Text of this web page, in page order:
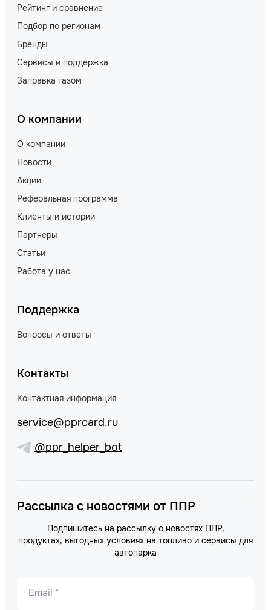
Рейтинг и сравнение
Подбор по регионам
Бренды
Сервисы и поддержка
Заправка газом
О компании
О компании
Новости
Акции
Реферальная программа
Клиенты и истории
Партнеры
Статьи
Работа у нас
Поддержка
Вопросы и ответы
Контакты
Контактная информация
service@pprcard.ru
@ppr_helper_bot
Рассылка с новостями от ППР
Подпишитесь на рассылку о новостях ППР,
продуктах, выгодных условиях на топливо и сервисы для
автопарка
Email *